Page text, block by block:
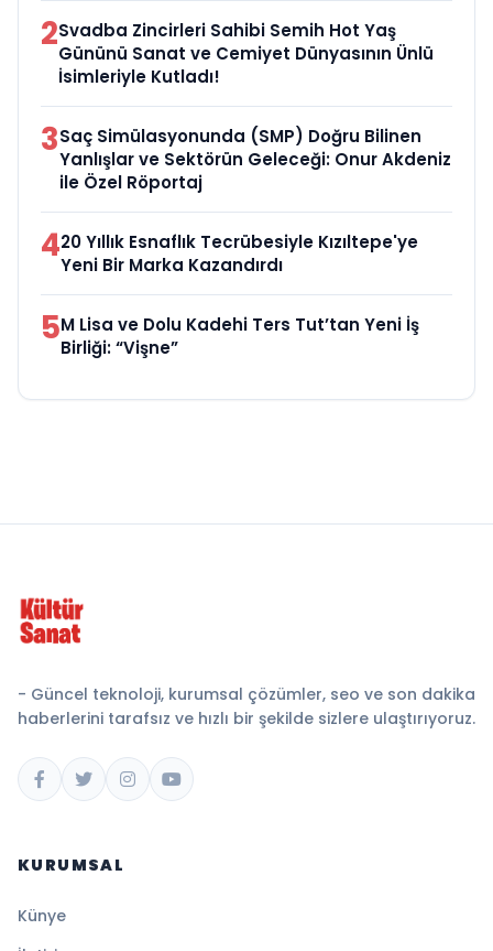
2Svadba Zincirleri Sahibi Semih Hot Yaş
Gününü Sanat ve Cemiyet Dünyasının Ünlü
İsimleriyle Kutladı!
3Saç Simülasyonunda (SMP) Doğru Bilinen
Yanlışlar ve Sektörün Geleceği: Onur Akdeniz
ile Özel Röportaj
420 Yıllık Esnaflık Tecrübesiyle Kızıltepe'ye
Yeni Bir Marka Kazandırdı
5M Lisa ve Dolu Kadehi Ters Tut’tan Yeni İş
Birliği: “Vişne”
- Güncel teknoloji, kurumsal çözümler, seo ve son dakika
haberlerini tarafsız ve hızlı bir şekilde sizlere ulaştırıyoruz.
KURUMSAL
Künye